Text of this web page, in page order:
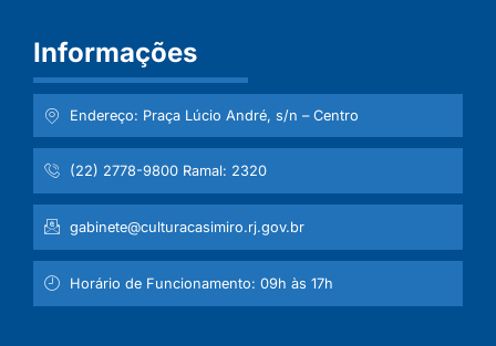
Informações
Endereço: Praça Lúcio André, s/n – Centro
(22) 2778-9800 Ramal: 2320
gabinete@culturacasimiro.rj.gov.br
Horário de Funcionamento: 09h às 17h